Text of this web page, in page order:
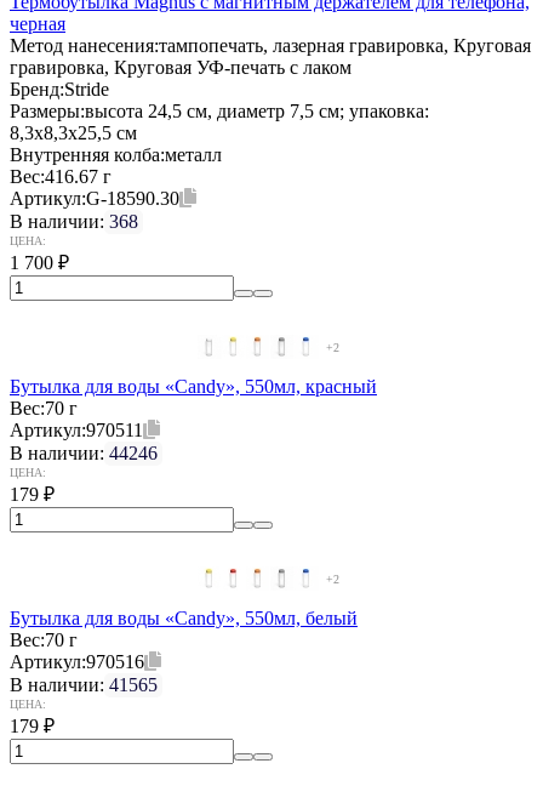
черная
Метод нанесения:тампопечать, лазерная гравировка, Круговая
гравировка, Круговая УФ-печать с лаком
Бренд:Stride
Размеры:высота 24,5 см, диаметр 7,5 см; упаковка:
8,3x8,3x25,5 см
Внутренняя колба:металл
Вес:416.67 г
Артикул:G-18590.30
В наличии: 368
ЦЕНА:
1 700 ₽
+2
Бутылка для воды «Candy», 550мл, красный
Вес:70 г
Артикул:970511
В наличии: 44246
ЦЕНА:
179 ₽
+2
Бутылка для воды «Candy», 550мл, белый
Вес:70 г
Артикул:970516
В наличии: 41565
ЦЕНА:
179 ₽